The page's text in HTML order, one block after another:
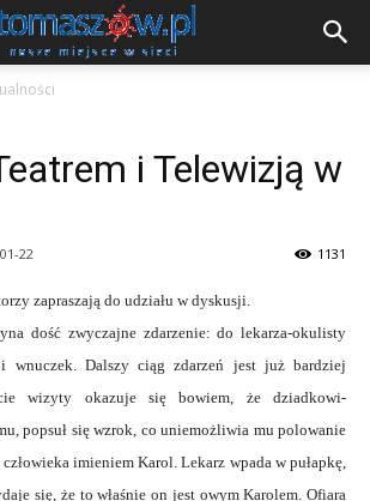
i Telewizją w
22 1131
zapraszają do udziału w dyskusji.
dość zwyczajne zdarzenie: do lekarza-okulisty
wnuczek. Dalszy ciąg zdarzeń jest już bardziej
wizyty okazuje się bowiem, że dziadkowi-
popsuł się wzrok, co uniemożliwia mu polowanie
imieniem Karol. Lekarz wpada w pułapkę,
się, że to właśnie on jest owym Karolem. Ofiara